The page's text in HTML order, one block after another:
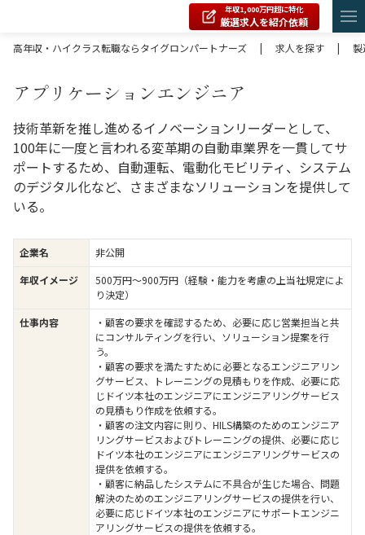
年収1,000万円超に特化
厳選求人を紹介依頼
高年収・ハイクラス転職ならタイグロンパートナーズ
| 求人を探す | 製
アプリケーションエンジニア
技術革新を推し進めるイノベーションリーダーとして、
100年に一度と言われる変革期の自動車業界を一貫してサ
ポートするため、自動運転、電動化モビリティ、システム
のデジタル化など、さまざまなソリューションを提供して
いる。
企業名
非公開
年収イメージ
500万円〜900万円（経験・能力を考慮の上当社規定によ
り決定）
仕事内容
・顧客の要求を確認するため、必要に応じ営業担当と共
にコンサルティングを行い、ソリューション提案を行
う。
・顧客の要求を満たすために必要となるエンジニアリン
グサービス、トレーニングの見積もりを作成、必要に応
じドイツ本社のエンジニアにエンジニアリングサービス
の見積もり作成を依頼する。
・顧客の注文内容に則り、HILS構築のためのエンジニア
リングサービスおよびトレーニングの提供、必要に応じ
ドイツ本社のエンジニアにエンジニアリングサービスの
提供を依頼する。
・顧客に納品したシステムに不具合が生じた場合、問題
解決のためのエンジニアリングサービスの提供を行い、
必要に応じドイツ本社のエンジニアにサポートエンジニ
アリングサービスの提供を依頼する。